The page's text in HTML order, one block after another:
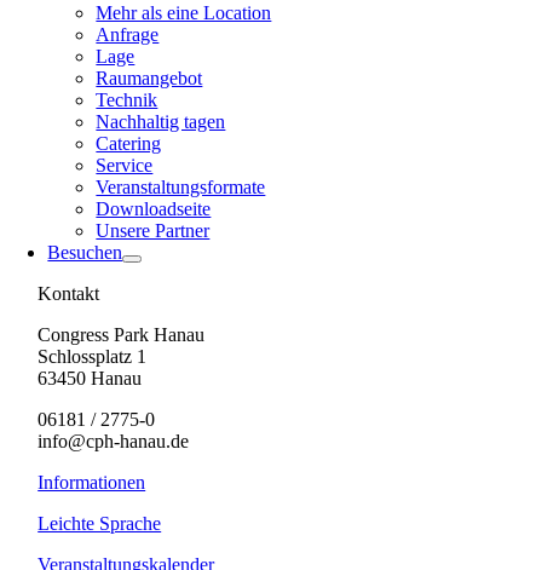
Mehr als eine Location
Anfrage
Lage
Raumangebot
Technik
Nachhaltig tagen
Catering
Service
Veranstaltungsformate
Downloadseite
Unsere Partner
Besuchen
Kontakt
Congress Park Hanau
Schlossplatz 1
63450 Hanau
06181 / 2775-0
info@cph-hanau.de
Informationen
Leichte Sprache
Veranstaltungskalender